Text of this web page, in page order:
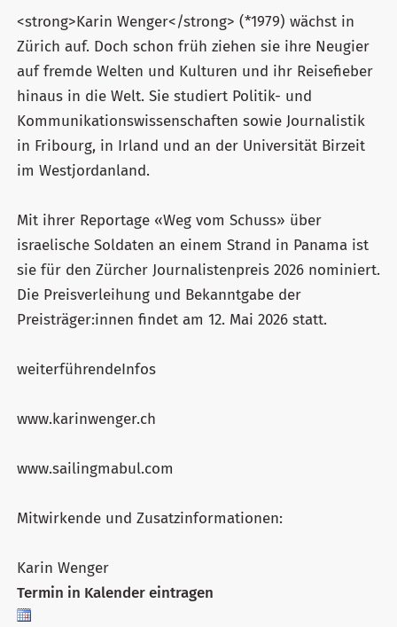
<strong>Karin Wenger</strong> (*1979) wächst in
Zürich auf. Doch schon früh ziehen sie ihre Neugier
auf fremde Welten und Kulturen und ihr Reisefieber
hinaus in die Welt. Sie studiert Politik- und
Kommunikationswissenschaften sowie Journalistik
in Fribourg, in Irland und an der Universität Birzeit
im Westjordanland.
Mit ihrer Reportage «Weg vom Schuss» über
israelische Soldaten an einem Strand in Panama ist
sie für den Zürcher Journalistenpreis 2026 nominiert.
Die Preisverleihung und Bekanntgabe der
Preisträger:innen findet am 12. Mai 2026 statt.
weiterführendeInfos
www.karinwenger.ch
www.sailingmabul.com
Mitwirkende und Zusatzinformationen:
Karin Wenger
Termin in Kalender eintragen